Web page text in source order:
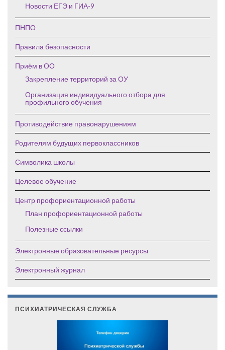
Новости ЕГЭ и ГИА-9
ПНПО
Правила безопасности
Приём в ОО
Закрепление территорий за ОУ
Организация индивидуального отбора для
профильного обучения
Противодействие правонарушениям
Родителям будущих первоклассников
Символика школы
Целевое обучение
Центр профориентационной работы
План профориентационной работы
Полезные ссылки
Электронные образовательные ресурсы
Электронный журнал
ПСИХИАТРИЧЕСКАЯ СЛУЖБА